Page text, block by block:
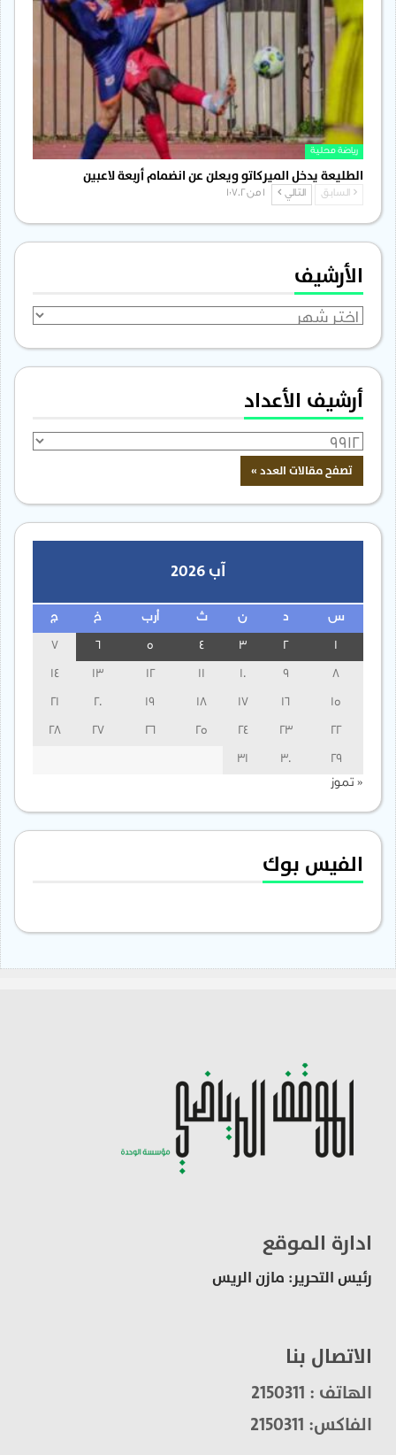
رياضة محلية
الطليعة يدخل الميركاتو ويعلن عن انضمام أربعة لاعبين
السابق التالي
الأرشيف
الأرشيف
أرشيف الأعداد
آب 2026
س ن ث أرب خ ج
3
13
14
15
17
18
19
20
23
24
25
27
28
29
30
31
« تموز
الفيس بوك
ادارة الموقع
رئيس التحرير: مازن الريس
الاتصال بنا
الهاتف : 2150311
الفاكس: 2150311